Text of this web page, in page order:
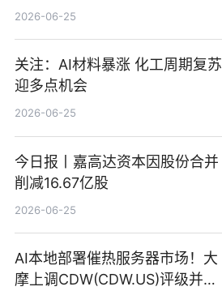
2026-06-25
关注：AI材料暴涨 化工周期复苏
迎多点机会
2026-06-25
今日报丨嘉高达资本因股份合并
削减16.67亿股
2026-06-25
AI本地部署催热服务器市场！大
摩上调CDW(CDW.US)评级并看